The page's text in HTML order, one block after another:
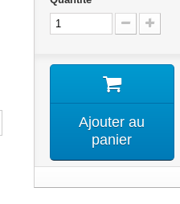
Ajouter au
panier